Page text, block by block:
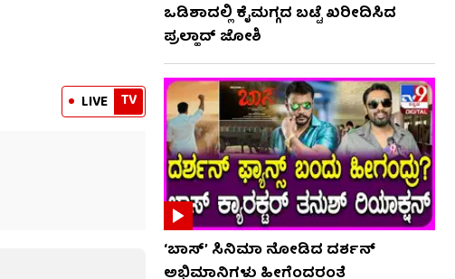
LIVE TV
ಒಡಿಶಾದಲ್ಲಿ ಕೈಮಗ್ಗದ ಬಟ್ಟೆ ಖರೀದಿಸಿದ
ಪ್ರಲ್ಹಾದ್ ಜೋಶಿ
‘ಬಾಸ್’ ಸಿನಿಮಾ ನೋಡಿದ ದರ್ಶನ್